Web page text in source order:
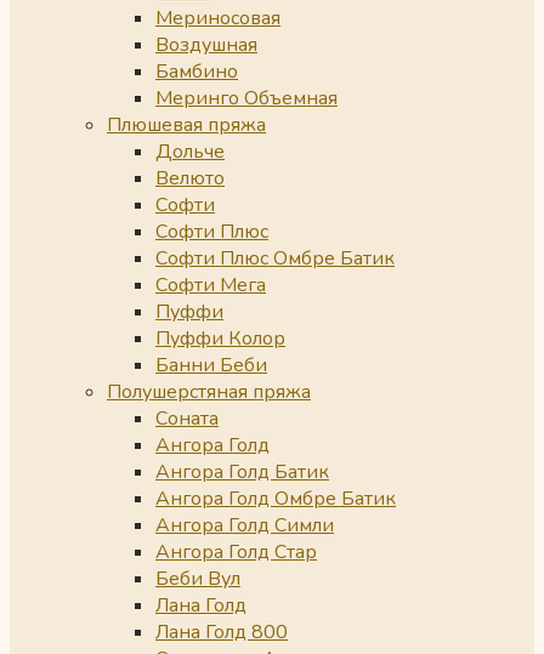
Мериносовая
Воздушная
Бамбино
Меринго Объемная
Плюшевая пряжа
Дольче
Велюто
Софти
Софти Плюс
Софти Плюс Омбре Батик
Софти Мега
Пуффи
Пуффи Колор
Банни Беби
Полушерстяная пряжа
Соната
Ангора Голд
Ангора Голд Батик
Ангора Голд Омбре Батик
Ангора Голд Симли
Ангора Голд Стар
Беби Вул
Лана Голд
Лана Голд 800